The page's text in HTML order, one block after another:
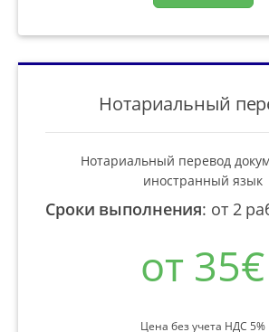
Нотариальный
Нотариальный перевод
иностранный язык
Сроки выполнения: от 2
от 35€
Цена без учета НДС 5%